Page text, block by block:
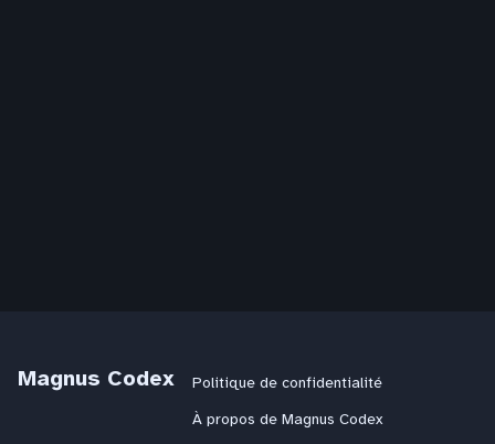
Magnus Codex
Politique de confidentialité
À propos de Magnus Codex